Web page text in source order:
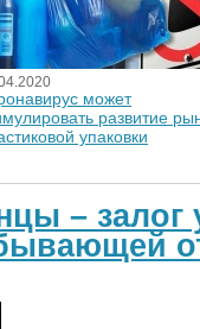
может
развитие
упаковки
– залог